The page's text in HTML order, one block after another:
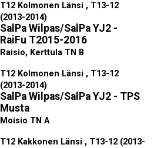
T12 Kolmonen Länsi , T13-12
(2013-2014)
SalPa Wilpas/SalPa YJ2 -
RaiFu T2015-2016
Raisio, Kerttula TN B
T12 Kolmonen Länsi , T13-12
(2013-2014)
SalPa Wilpas/SalPa YJ2 - TPS
Musta
Moisio TN A
T12 Kakkonen Länsi , T13-12 (2013-